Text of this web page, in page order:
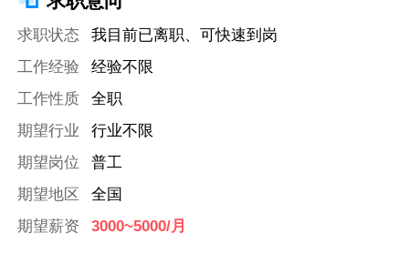
求职状态
我目前已离职、可快速到岗
工作经验
经验不限
工作性质
全职
期望行业
行业不限
期望岗位
普工
期望地区
全国
期望薪资
3000~5000/月